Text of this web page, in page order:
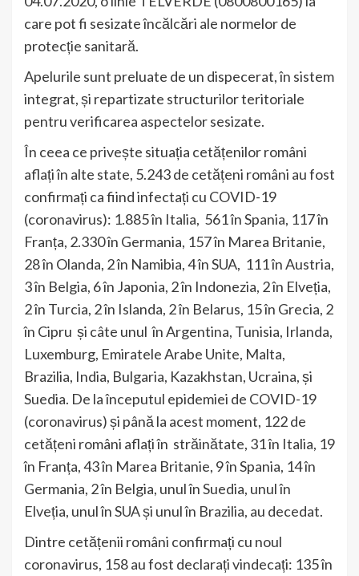
care pot fi sesizate încălcări ale normelor de
protecție sanitară.
Apelurile sunt preluate de un dispecerat, în sistem
integrat, și repartizate structurilor teritoriale
pentru verificarea aspectelor sesizate.
În ceea ce privește situația cetățenilor români
aflați în alte state, 5.243 de cetățeni români au fost
confirmați ca fiind infectați cu COVID-19
(coronavirus): 1.885 în Italia, 561 în Spania, 117 în
Franța, 2.330 în Germania, 157 în Marea Britanie,
28 în Olanda, 2 în Namibia, 4 în SUA, 111 în Austria,
3 în Belgia, 6 în Japonia, 2 în Indonezia, 2 în Elveția,
2 în Turcia, 2 în Islanda, 2 în Belarus, 15 în Grecia, 2
în Cipru și câte unul în Argentina, Tunisia, Irlanda,
Luxemburg, Emiratele Arabe Unite, Malta,
Brazilia, India, Bulgaria, Kazakhstan, Ucraina, și
Suedia. De la începutul epidemiei de COVID-19
(coronavirus) și până la acest moment, 122 de
cetățeni români aflați în străinătate, 31 în Italia, 19
în Franța, 43 în Marea Britanie, 9 în Spania, 14 în
Germania, 2 în Belgia, unul în Suedia, unul în
Elveția, unul în SUA și unul în Brazilia, au decedat.
Dintre cetățenii români confirmați cu noul
coronavirus, 158 au fost declarați vindecați: 135 în